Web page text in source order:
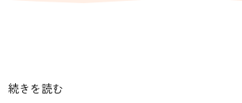
続きを読む